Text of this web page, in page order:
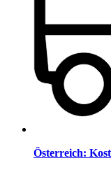
Österreich: